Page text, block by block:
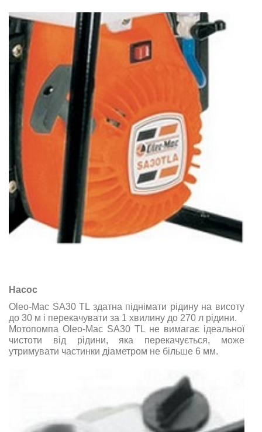
Насос
Oleo-Mac SА30 ТL здатна піднімати рідину на висоту
до 30 м і перекачувати за 1 хвилину до 270 л рідини.
Мотопомпа Oleo-Mac SА30 ТL не вимагає ідеальної
чистоти від рідини, яка перекачується, може
утримувати частинки діаметром не більше 6 мм.